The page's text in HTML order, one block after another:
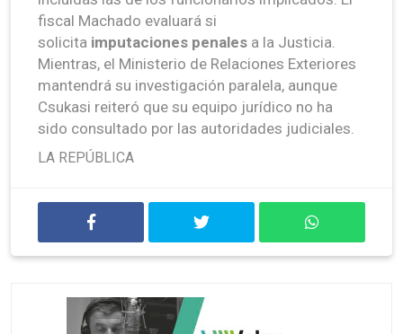
fiscal Machado evaluará si
solicita imputaciones penales a la Justicia.
Mientras, el Ministerio de Relaciones Exteriores
mantendrá su investigación paralela, aunque
Csukasi reiteró que su equipo jurídico no ha
sido consultado por las autoridades judiciales.
LA REPÚBLICA